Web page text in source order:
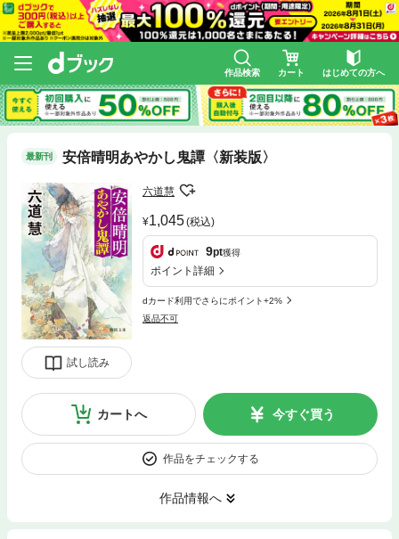
作品検索 カート はじめての方へ
最新刊 安倍晴明あやかし鬼譚〈新装版〉
試し読み
六道慧
1,045(税込)
9pt獲得
ポイント詳細
dカード利用でさらにポイント+2%
返品不可
カートへ 今すぐ買う
作品をチェックする
作品情報へ